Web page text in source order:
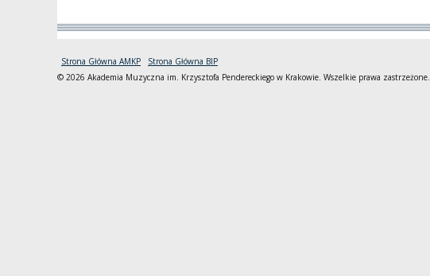
Strona Główna AMKP
Strona Główna BIP
© 2026 Akademia Muzyczna im. Krzysztofa Pendereckiego w Krakowie. Wszelkie prawa zastrzeżone.